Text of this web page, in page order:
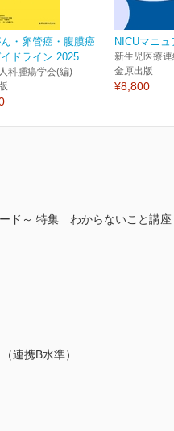
・卵管癌・腹膜癌
ドライン 2025...
科腫瘍学会(編)
NICUマニ
新生児医療
金原出版
¥8,800
ド～ 特集 わからないこと講
連携B水準）